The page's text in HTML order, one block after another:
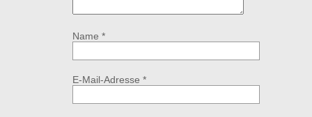
Name *
E-Mail-Adresse *